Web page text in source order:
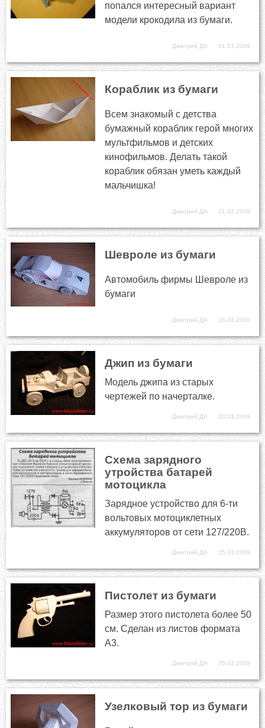
попался интересный вариант
модели крокодила из бумаги.
Дмитрий ДА 01.03.2009
Кораблик из бумаги
Всем знакомый с детства
бумажный кораблик герой многих
мультфильмов и детских
кинофильмов. Делать такой
кораблик обязан уметь каждый
мальчишка!
Дмитрий ДА 01.03.2009
Шевроле из бумаги
Автомобиль фирмы Шевроле из
бумаги
Дмитрий ДА 16.03.2009
Джип из бумаги
Модель джипа из старых
чертежей по начерталке.
Дмитрий ДА 20.03.2009
Схема зарядного
утройства батарей
мотоцикла
Зарядное устройство для 6-ти
вольтовых мотоциклетных
аккумуляторов от сети 127/220В.
Дмитрий ДА 25.03.2009
Пистолет из бумаги
Размер этого пистолета более 50
см. Сделан из листов формата
А3.
Дмитрий ДА 25.03.2009
Узелковый тор из бумаги